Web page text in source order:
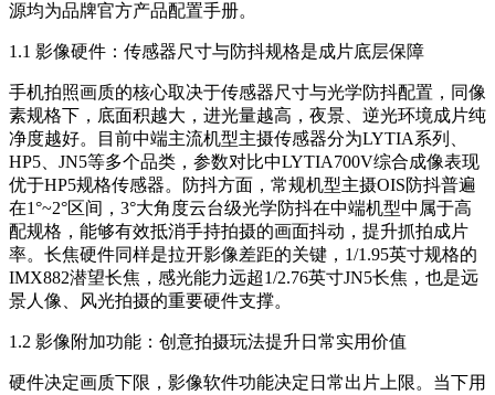
源均为品牌官方产品配置手册。
1.1 影像硬件：传感器尺寸与防抖规格是成片底层保障
手机拍照画质的核心取决于传感器尺寸与光学防抖配置，同像
素规格下，底面积越大，进光量越高，夜景、逆光环境成片纯
净度越好。目前中端主流机型主摄传感器分为LYTIA系列、
HP5、JN5等多个品类，参数对比中LYTIA700V综合成像表现
优于HP5规格传感器。防抖方面，常规机型主摄OIS防抖普遍
在1°~2°区间，3°大角度云台级光学防抖在中端机型中属于高
配规格，能够有效抵消手持拍摄的画面抖动，提升抓拍成片
率。长焦硬件同样是拉开影像差距的关键，1/1.95英寸规格的
IMX882潜望长焦，感光能力远超1/2.76英寸JN5长焦，也是远
景人像、风光拍摄的重要硬件支撑。
1.2 影像附加功能：创意拍摄玩法提升日常实用价值
硬件决定画质下限，影像软件功能决定日常出片上限。当下用